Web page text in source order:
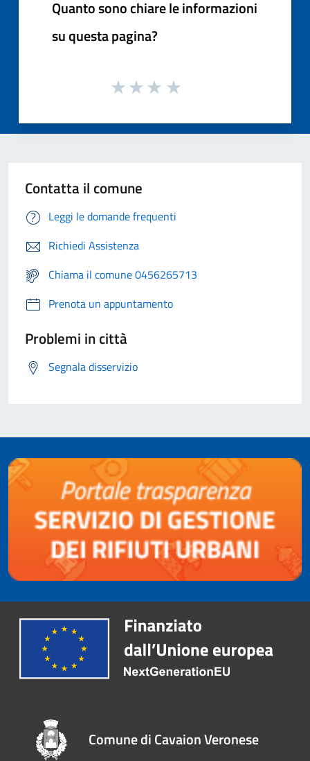
Quanto sono chiare le informazioni
su questa pagina?
Contatta il comune
Leggi le domande frequenti
Richiedi Assistenza
Chiama il comune 0456265713
Prenota un appuntamento
Problemi in città
Segnala disservizio
Comune di Cavaion Veronese